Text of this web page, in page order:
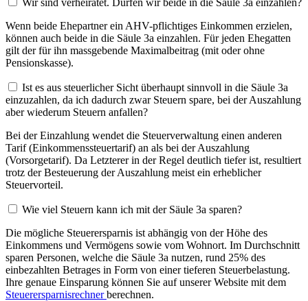
Wenn beide Ehepartner ein AHV-pflichtiges Einkommen erzielen,
können auch beide in die Säule 3a einzahlen. Für jeden Ehegatten
gilt der für ihn massgebende Maximalbeitrag (mit oder ohne
Pensionskasse).
Ist es aus steuerlicher Sicht überhaupt sinnvoll in die Säule 3a
einzuzahlen, da ich dadurch zwar Steuern spare, bei der Auszahlung
aber wiederum Steuern anfallen?
Bei der Einzahlung wendet die Steuerverwaltung einen anderen
Tarif (Einkommenssteuertarif) an als bei der Auszahlung
(Vorsorgetarif). Da Letzterer in der Regel deutlich tiefer ist, resultiert
trotz der Besteuerung der Auszahlung meist ein erheblicher
Steuervorteil.
Wie viel Steuern kann ich mit der Säule 3a sparen?
Die mögliche Steuerersparnis ist abhängig von der Höhe des
Einkommens und Vermögens sowie vom Wohnort. Im Durchschnitt
sparen Personen, welche die Säule 3a nutzen, rund 25% des
einbezahlten Betrages in Form von einer tieferen Steuerbelastung.
Ihre genaue Einsparung können Sie auf unserer Website mit dem
Steuerersparnisrechnerberechnen.